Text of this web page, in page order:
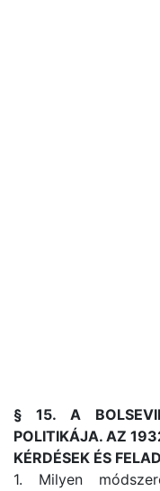
§ 15. A
POLITIKÁJA. AZ
KÉRDÉSEK ÉS
1. Milyen